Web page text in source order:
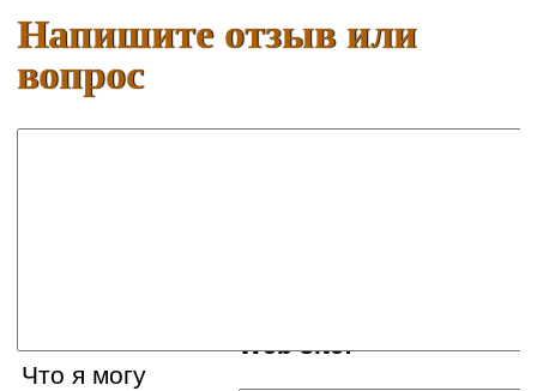
Напишите отзыв или
вопрос
Web site:
Что я могу